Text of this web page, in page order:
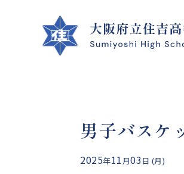
学校案内
学校生活
進路指導
クラブ活動
男子バス
2025年11 月03日 (月)